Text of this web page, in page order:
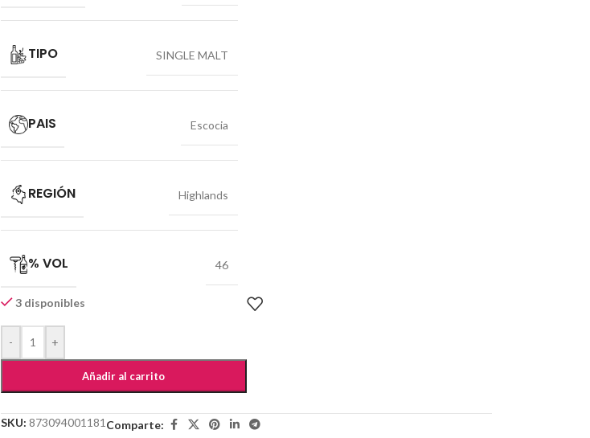
TIPO SINGLE MALT
PAIS Escocia
REGIÓN Highlands
% VOL 46
3 disponibles
- +
Añadir al carrito
SKU: 873094001181 Comparte: